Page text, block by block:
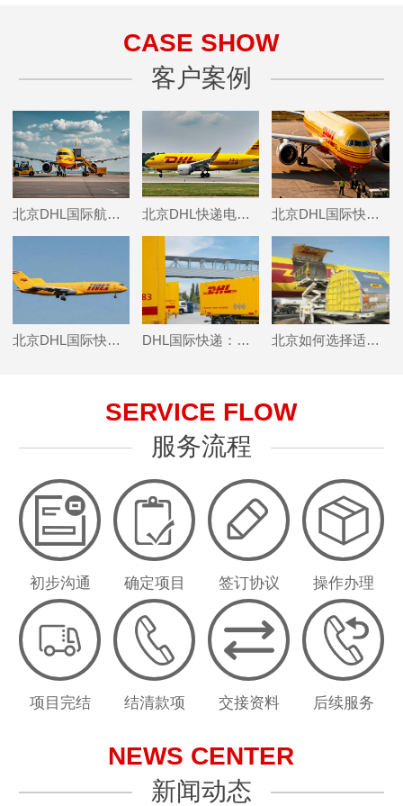
CASE SHOW
客户案例
北京DHL国际航空快递,北京DHL国际快递邮寄玉石的具体包装要求是什么？ 北京DHL快递电话,北京DHL快递邮寄无人机有哪些注意事项？ 北京DHL国际快递邮寄食品,北京DHL寄往德国粽子如何申报清关？
北京DHL国际快递邮寄香水的时效,北京DHL国际快递上门取件电话 DHL国际快递：铁路运输的新选择 北京如何选择适合自己的国际物流租货柜公司？
SERVICE FLOW
服务流程
初步沟通 确定项目 签订协议 操作办理
项目完结 结清款项 交接资料 后续服务
NEWS CENTER
新闻动态